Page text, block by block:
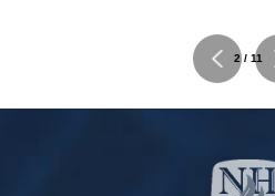
2 / 11